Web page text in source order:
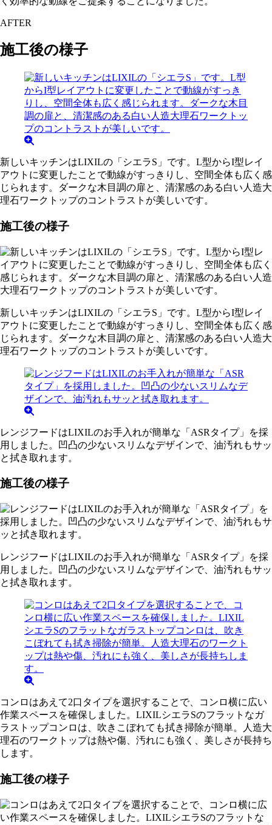
AFTER
施工後の様子
新しいキッチンはLIXILの「シエラS」です。L型からI型レイ
アウトに変更したことで動線がすっきりし、空間全体も広く感
じられます。ダークな木目調の扉と、清潔感のある白い人造大
理石ワークトップのコントラストが美しいです。
施工後の様子
新しいキッチンはLIXILの「シエラS」です。L型からI型レイ
アウトに変更したことで動線がすっきりし、空間全体も広く感
じられます。ダークな木目調の扉と、清潔感のある白い人造大
理石ワークトップのコントラストが美しいです。
レンジフードはLIXILのお手入れが簡単な「ASRタイプ」を採
用しました。凹凸の少ないスリムなデザインで、油汚れもサッ
と拭き取れます。
施工後の様子
レンジフードはLIXILのお手入れが簡単な「ASRタイプ」を採
用しました。凹凸の少ないスリムなデザインで、油汚れもサッ
と拭き取れます。
コンロはあえて2口タイプを選択することで、コンロ横に広い
作業スペースを確保しました。LIXILシエラSのフラットなガ
ラストップコンロは、吹きこぼれても拭き掃除が簡単。人造大
理石のワークトップは熱や傷、汚れにも強く、美しさが長持ち
します。
施工後の様子